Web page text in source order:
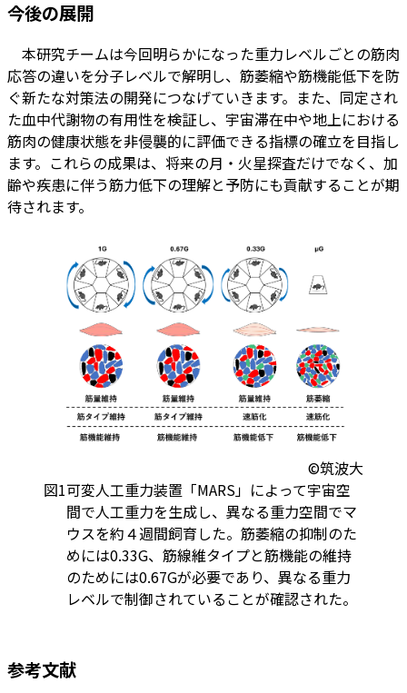
今後の展開
本研究チームは今回明らかになった重力レベルごとの筋肉
応答の違いを分子レベルで解明し、筋萎縮や筋機能低下を防
ぐ新たな対策法の開発につなげていきます。また、同定され
た血中代謝物の有用性を検証し、宇宙滞在中や地上における
筋肉の健康状態を非侵襲的に評価できる指標の確立を目指し
ます。これらの成果は、将来の月・火星探査だけでなく、加
齢や疾患に伴う筋力低下の理解と予防にも貢献することが期
待されます。
©筑波大
図1可変人工重力装置「MARS」によって宇宙空
間で人工重力を生成し、異なる重力空間でマ
ウスを約４週間飼育した。筋萎縮の抑制のた
めには0.33G、筋線維タイプと筋機能の維持
のためには0.67Gが必要であり、異なる重力
レベルで制御されていることが確認された。
参考文献